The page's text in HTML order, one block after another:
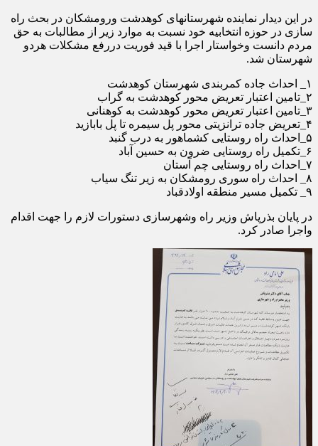
در این دیدار نماینده شهرستانهای کوهدشت ورومشکان در بحث راه
سازی در حوزه انتخابیه خود نسبت به موارد زیر از مطالبات به حق
مردم دانست وخواستار اجرا با قید فوریت دررفع مشکلات هردو
شهرستان شد.
۱_ احداث جاده کمربندی شهرستان کوهدشت
۲_تامین اعتبار تعریض محور کوهدشت به گراب
۳_تامین اعتبار تعریض محور کوهدشت به کوهنانی
۴_تعریض جاده ترانزیتی محور پل سیمره تا پل بابازید
۵_احداث راه روستایی کشماهور به درب گنبد
۶_تکمیل راه روستایی ضرون به حسین آباد
۷_احداث راه روستایی چم آستان
۸_ احداث راه سوری رومشکان به زیر تنگ سیاب
۹_ تکمیل مسیر منطقه اولادقباد
در پایان بذرپاش وزیر راه وشهرسازی دستورات لازم را جهت اقدام
واجرا صادر کرد.